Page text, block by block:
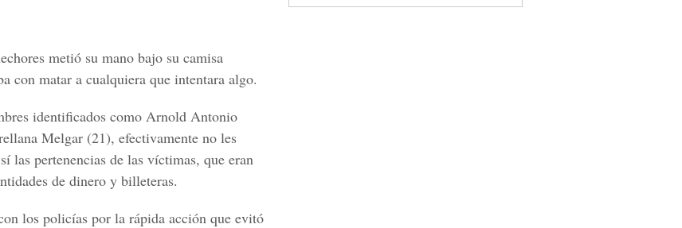
metió su mano bajo su camisa
con matar a cualquiera que intentara algo.
identificados como Arnold Antonio
Melgar (21), efectivamente no les
las pertenencias de las víctimas, que eran
de dinero y billeteras.
los policías por la rápida acción que evitó